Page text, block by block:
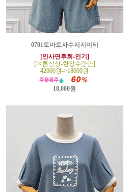
0701토마토자수지지미티
[안사면후회-인기]
[여름신상-한정수량만]
42000원->18000원
18,000원